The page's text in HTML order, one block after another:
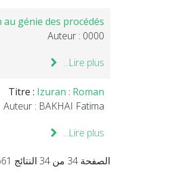
génie des procédés
Auteur : 0000
Lire plus...
Titre : Izuran : Roman
Auteur : BAKHAI Fatima
Lire plus...
الصفحة 34 من 34 النتائج 661 - 672 من 672